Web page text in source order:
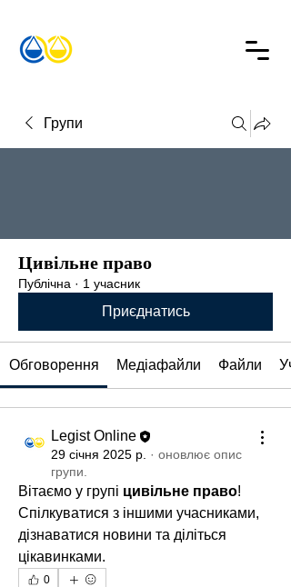
Групи
Цивільне право
Публічна · 1 учасник
Приєднатись
Обговорення Медіафайли Файли
Legist Online
29 січня 2025 р. · оновлює опис
групи.
Вітаємо у групі цивільне право!
Спілкуватися з іншими учасниками,
дізнаватися новини та діліться
цікавинками.
0